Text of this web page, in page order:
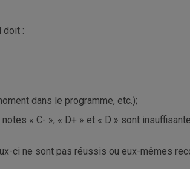
doit :
dans le programme, etc.);
« C- », « D+ » et « D » sont
ci ne sont pas réussis ou eux-mêmes